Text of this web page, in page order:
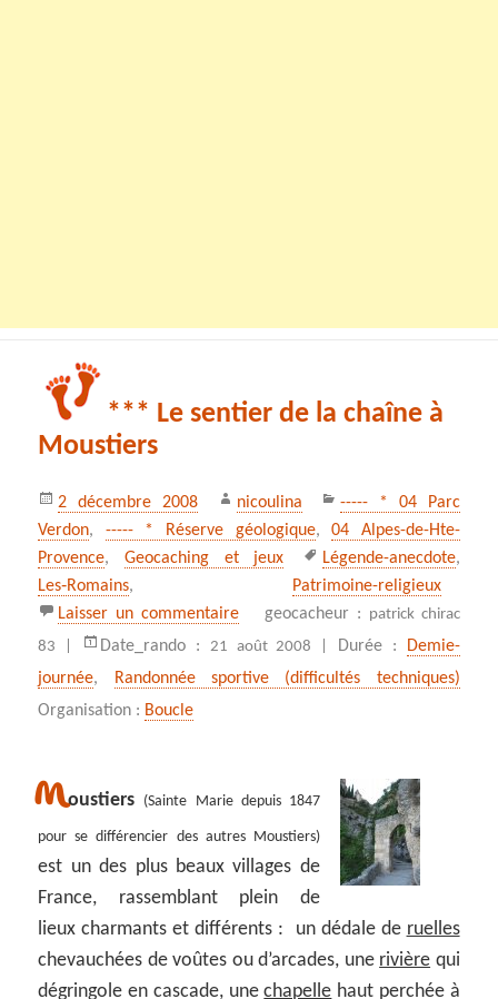
*** Le sentier de la chaîne à
Moustiers
Publié
le
2 décembre 2008 Auteur
nicoulina Catégories
----- * 04 Parc
Verdon, ----- * Réserve géologique,04 Alpes-de-Hte-
Provence,Geocaching et jeux
Mots-
clés
Légende-anecdote,
Les‑Romains,
Patrimoine-religieux
Laisser un commentaire sur *** Le sentier de la chaîne à
geocacheur : patrick chirac
83 |
Date_rando : 21 août 2008 | Durée :
Demie-
journée,
Randonnée sportive (difficultés techniques)
Organisation : Boucle
Moustiers (Sainte Marie depuis 1847
pour se différencier des autres Moustiers)
est un des plus beaux villages de
France, rassemblant plein de
lieux charmants et différents : un dédale de ruelles
chevauchées de voûtes ou d’arcades, une rivière qui
dégringole en cascade, unechapelle haut perchée à